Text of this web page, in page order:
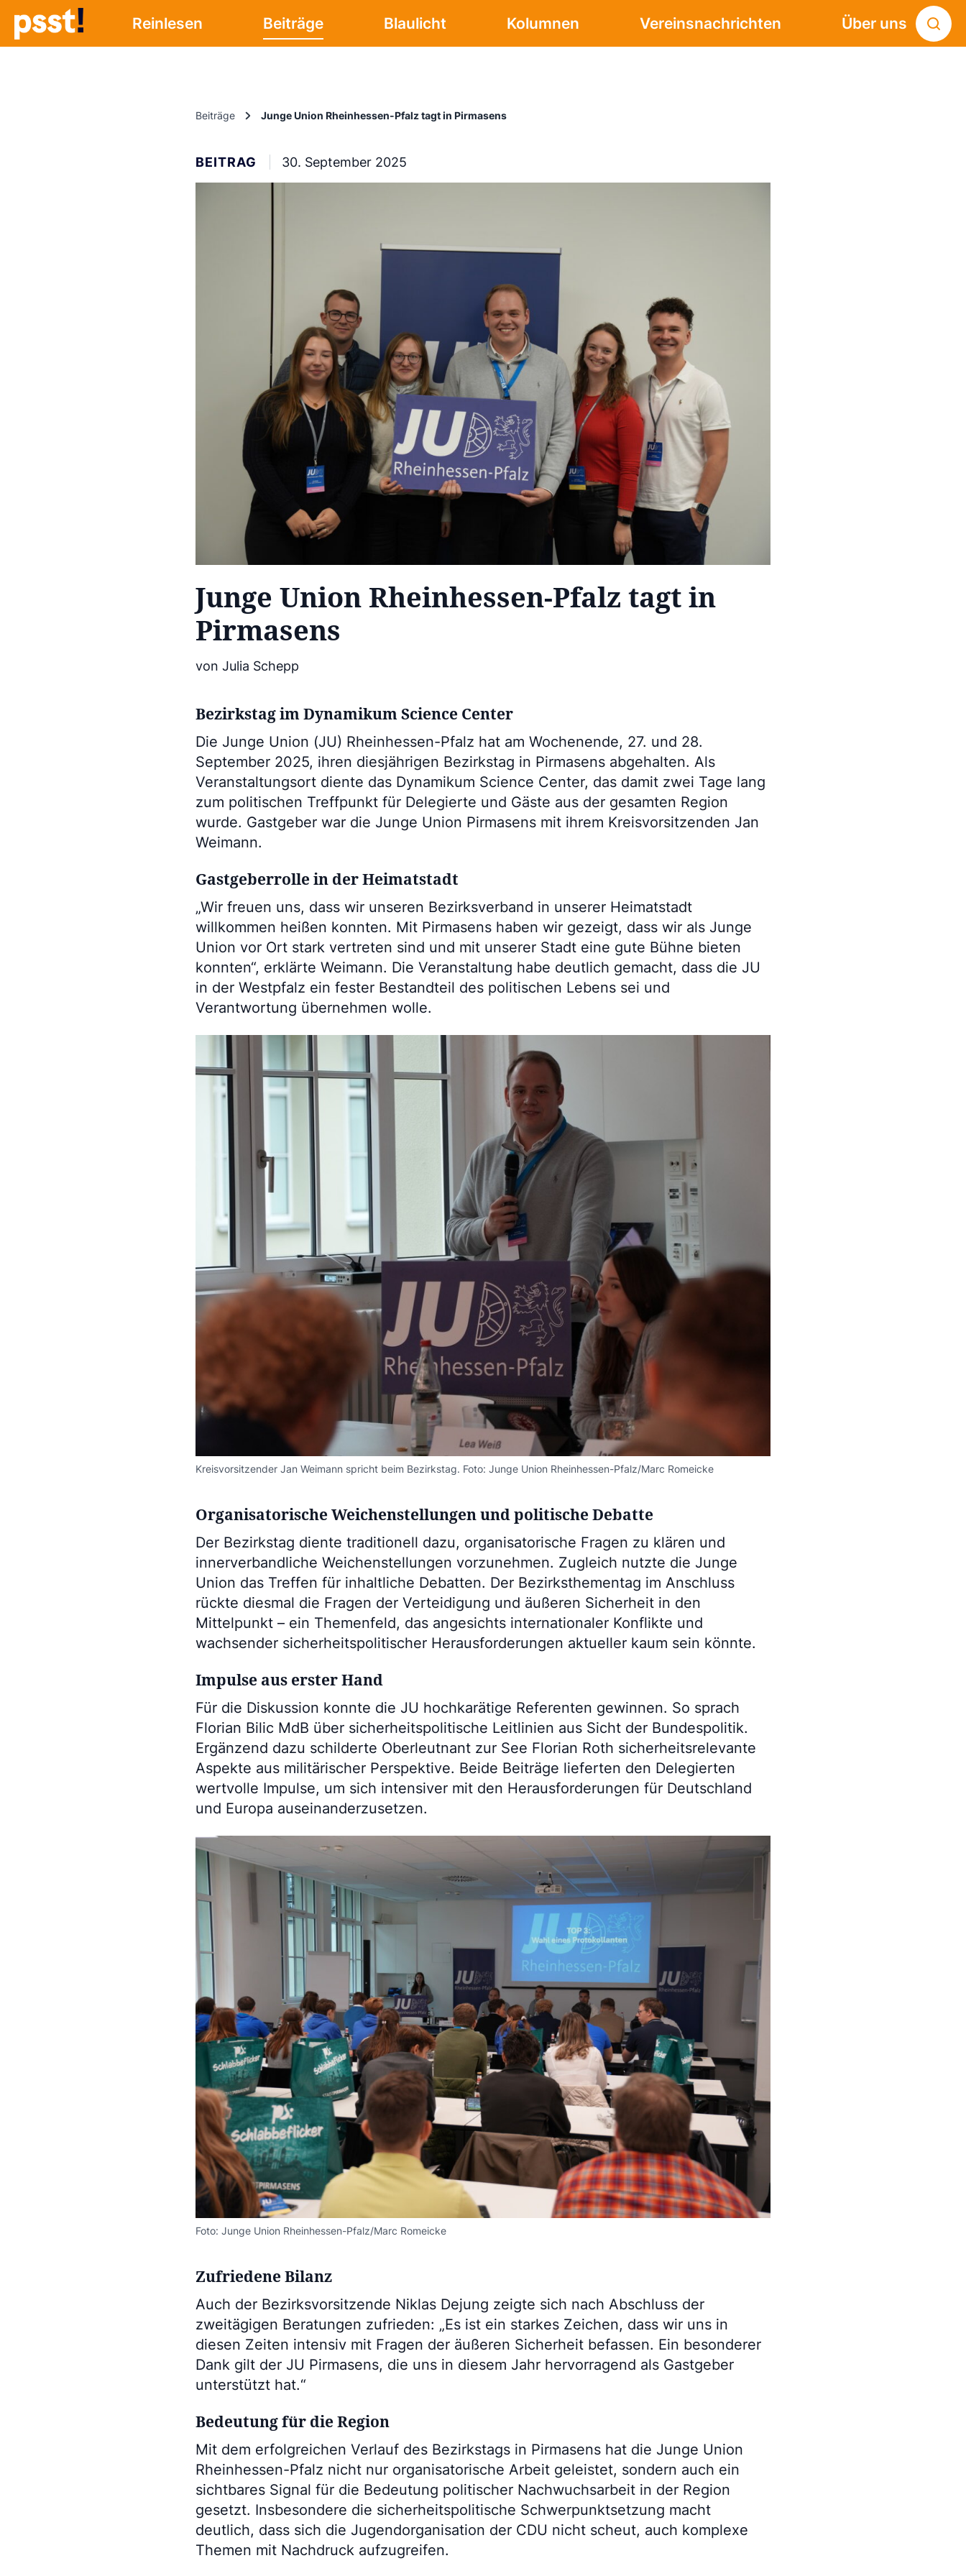
Reinlesen Beiträge Blaulicht Kolumnen Vereinsnachrichten Über uns
Beiträge Junge Union Rheinhessen-Pfalz tagt in Pirmasens
BEITRAG 30. September 2025
Junge Union Rheinhessen-Pfalz tagt in
Pirmasens
von Julia Schepp
Bezirkstag im Dynamikum Science Center
Die Junge Union (JU) Rheinhessen-Pfalz hat am Wochenende, 27. und 28.
September 2025, ihren diesjährigen Bezirkstag in Pirmasens abgehalten. Als
Veranstaltungsort diente das Dynamikum Science Center, das damit zwei Tage lang
zum politischen Treffpunkt für Delegierte und Gäste aus der gesamten Region
wurde. Gastgeber war die Junge Union Pirmasens mit ihrem Kreisvorsitzenden Jan
Weimann.
Gastgeberrolle in der Heimatstadt
„Wir freuen uns, dass wir unseren Bezirksverband in unserer Heimatstadt
willkommen heißen konnten. Mit Pirmasens haben wir gezeigt, dass wir als Junge
Union vor Ort stark vertreten sind und mit unserer Stadt eine gute Bühne bieten
konnten“, erklärte Weimann. Die Veranstaltung habe deutlich gemacht, dass die JU
in der Westpfalz ein fester Bestandteil des politischen Lebens sei und
Verantwortung übernehmen wolle.
Kreisvorsitzender Jan Weimann spricht beim Bezirkstag. Foto: Junge Union Rheinhessen-Pfalz/Marc Romeicke
Organisatorische Weichenstellungen und politische Debatte
Der Bezirkstag diente traditionell dazu, organisatorische Fragen zu klären und
innerverbandliche Weichenstellungen vorzunehmen. Zugleich nutzte die Junge
Union das Treffen für inhaltliche Debatten. Der Bezirksthementag im Anschluss
rückte diesmal die Fragen der Verteidigung und äußeren Sicherheit in den
Mittelpunkt – ein Themenfeld, das angesichts internationaler Konflikte und
wachsender sicherheitspolitischer Herausforderungen aktueller kaum sein könnte.
Impulse aus erster Hand
Für die Diskussion konnte die JU hochkarätige Referenten gewinnen. So sprach
Florian Bilic MdB über sicherheitspolitische Leitlinien aus Sicht der Bundespolitik.
Ergänzend dazu schilderte Oberleutnant zur See Florian Roth sicherheitsrelevante
Aspekte aus militärischer Perspektive. Beide Beiträge lieferten den Delegierten
wertvolle Impulse, um sich intensiver mit den Herausforderungen für Deutschland
und Europa auseinanderzusetzen.
Foto: Junge Union Rheinhessen-Pfalz/Marc Romeicke
Zufriedene Bilanz
Auch der Bezirksvorsitzende Niklas Dejung zeigte sich nach Abschluss der
zweitägigen Beratungen zufrieden: „Es ist ein starkes Zeichen, dass wir uns in
diesen Zeiten intensiv mit Fragen der äußeren Sicherheit befassen. Ein besonderer
Dank gilt der JU Pirmasens, die uns in diesem Jahr hervorragend als Gastgeber
unterstützt hat.“
Bedeutung für die Region
Mit dem erfolgreichen Verlauf des Bezirkstags in Pirmasens hat die Junge Union
Rheinhessen-Pfalz nicht nur organisatorische Arbeit geleistet, sondern auch ein
sichtbares Signal für die Bedeutung politischer Nachwuchsarbeit in der Region
gesetzt. Insbesondere die sicherheitspolitische Schwerpunktsetzung macht
deutlich, dass sich die Jugendorganisation der CDU nicht scheut, auch komplexe
Themen mit Nachdruck aufzugreifen.